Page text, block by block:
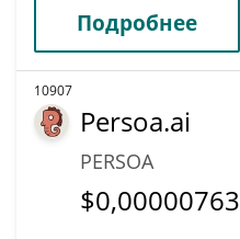
Подробнее
10907
Persoa.ai
PERSOA
$0,00000763